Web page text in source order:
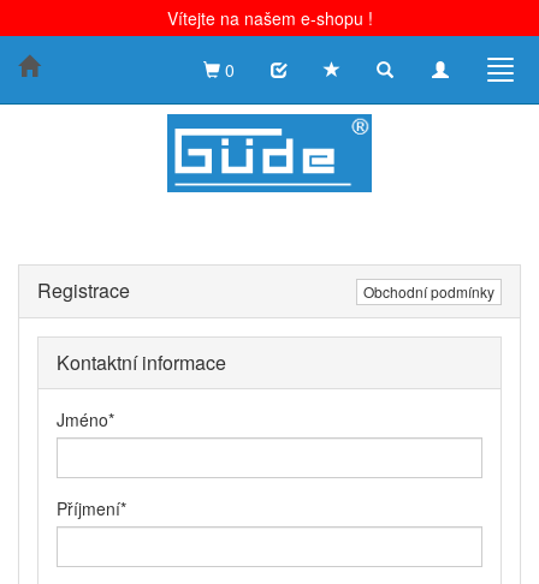
Vítejte na našem e-shopu !
Toggle
Toggle
0
Registrace Obchodní podmínky
Kontaktní informace
Jméno*
Příjmení*